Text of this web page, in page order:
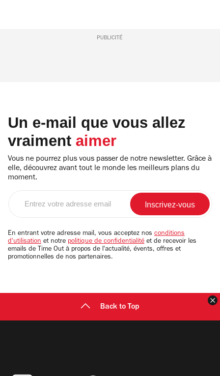
PUBLICITÉ
Un e-mail que vous allez
vraiment aimer
Vous ne pourrez plus vous passer de notre newsletter. Grâce à
elle, découvrez avant tout le monde les meilleurs plans du
moment.
email
En entrant votre adresse mail, vous acceptez nos conditions
d'utilisation et notre politique de confidentialité et de recevoir les
emails de Time Out à propos de l'actualité, évents, offres et
promotionnelles de nos partenaires.
Back to Top